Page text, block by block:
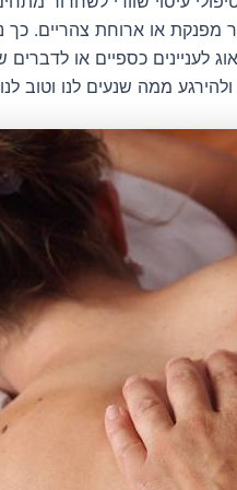
או ארוחת צהריים. כך
לעניינים כספיים או לדברים
ממה שנעים לנו וטוב